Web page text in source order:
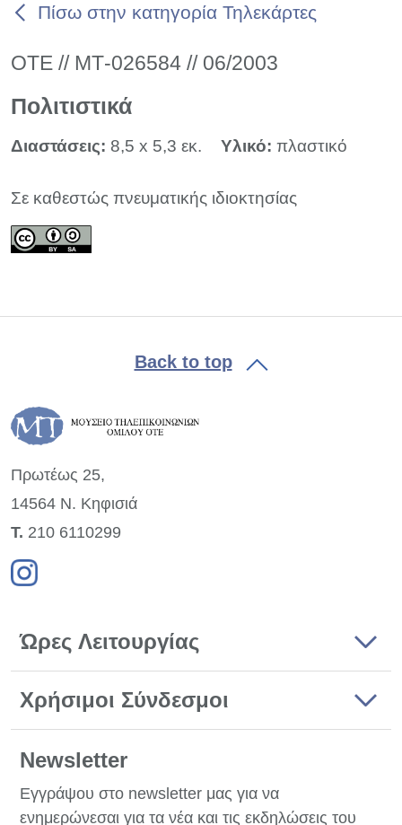
Πίσω στην κατηγορία Τηλεκάρτες
ΟΤΕ // ΜΤ-026584 // 06/2003
Πολιτιστικά
Διαστάσεις: 8,5 x 5,3 εκ. Υλικό: πλαστικό
Σε καθεστώς πνευματικής ιδιοκτησίας
Back to top
Πρωτέως 25,
14564 Ν. Κηφισιά
Τ. 210 6110299
Ώρες Λειτουργίας
Χρήσιμοι Σύνδεσμοι
Newsletter
Εγγράψου στο newsletter μας για να
ενημερώνεσαι για τα νέα και τις εκδηλώσεις του